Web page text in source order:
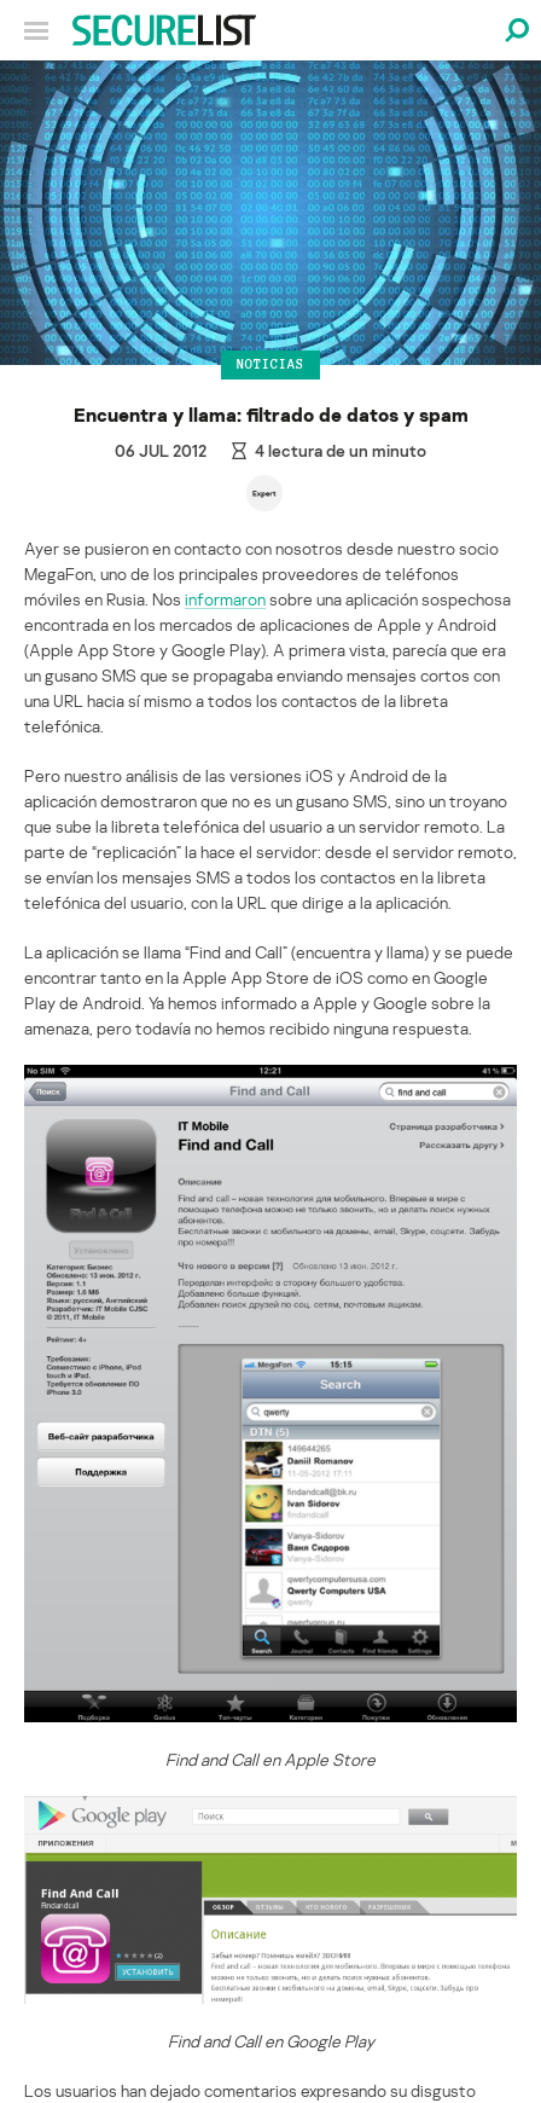
NOTICIAS
Encuentra y llama: filtrado de datos y spam
06 JUL 2012 4lectura de un minuto
Ayer se pusieron en contacto con nosotros desde nuestro socio
MegaFon, uno de los principales proveedores de teléfonos
móviles en Rusia. Nos informaronsobre una aplicación sospechosa
encontrada en los mercados de aplicaciones de Apple y Android
(Apple App Store y Google Play). A primera vista, parecía que era
un gusano SMS que se propagaba enviando mensajes cortos con
una URL hacia sí mismo a todos los contactos de la libreta
telefónica.
Pero nuestro análisis de las versiones iOS y Android de la
aplicación demostraron que no es un gusano SMS, sino un troyano
que sube la libreta telefónica del usuario a un servidor remoto. La
parte de “replicación” la hace el servidor: desde el servidor remoto,
se envían los mensajes SMS a todos los contactos en la libreta
telefónica del usuario, con la URL que dirige a la aplicación.
La aplicación se llama “Find and Call” (encuentra y llama) y se puede
encontrar tanto en la Apple App Store de iOS como en Google
Play de Android. Ya hemos informado a Apple y Google sobre la
amenaza, pero todavía no hemos recibido ninguna respuesta.
Find and Call en Apple Store
Find and Call en Google Play
Los usuarios han dejado comentarios expresando su disgusto